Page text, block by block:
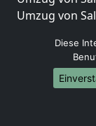
Umzug von
Umzüge-
Umzug von
Umzug von
Umzug von
Diese